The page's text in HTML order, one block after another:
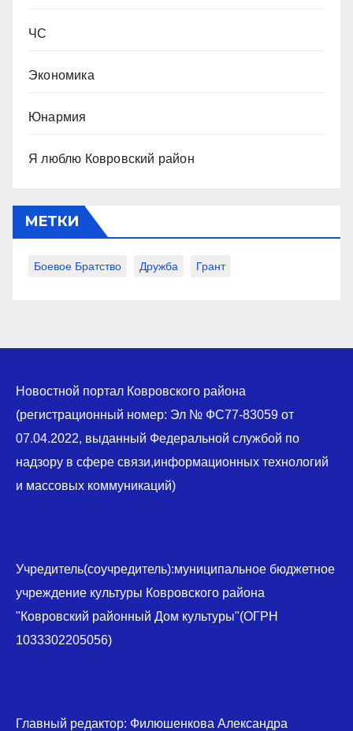
ЧС
Экономика
Юнармия
Я люблю Ковровский район
МЕТКИ
Боевое Братство Дружба Грант
Новостной портал Ковровского района
(регистрационный номер: Эл № ФС77-83059 от
07.04.2022, выданный Федеральной службой по
надзору в сфере связи,информационных технологий
и массовых коммуникаций)
Учредитель(соучредитель):муниципальное бюджетное
учреждение культуры Ковровского района
"Ковровский районный Дом культуры"(ОГРН
1033302205056)
Главный редактор: Филюшенкова Александра